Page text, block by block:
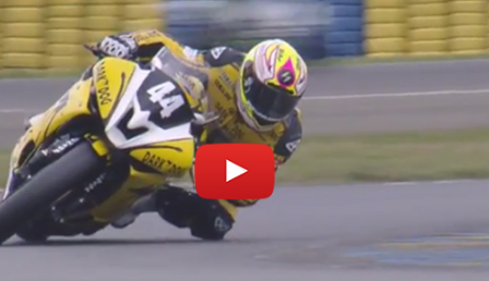
PRESSE
PRESSE
accéder à la billetterie